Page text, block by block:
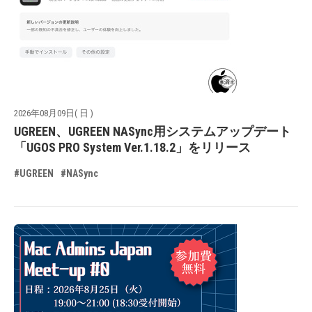
2026年08月09日( 日 )
UGREEN、UGREEN NASync用システムアップデート
「UGOS PRO System Ver.1.18.2」をリリース
#UGREEN #NASync